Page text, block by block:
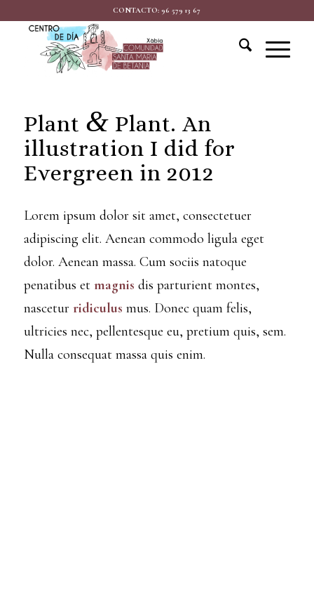
CONTACTO: 96 579 13 67
Plant & Plant. An
illustration I did for
Evergreen in 2012
Lorem ipsum dolor sit amet, consectetuer
adipiscing elit. Aenean commodo ligula eget
dolor. Aenean massa. Cum sociis natoque
penatibus et magnis dis parturient montes,
nascetur ridiculus mus. Donec quam felis,
ultricies nec, pellentesque eu, pretium quis, sem.
Nulla consequat massa quis enim.